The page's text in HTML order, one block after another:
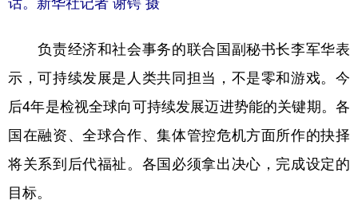
负责经济和社会事务的联合国副秘书长李军华表
示，可持续发展是人类共同担当，不是零和游戏。今
后4年是检视全球向可持续发展迈进势能的关键期。各
国在融资、全球合作、集体管控危机方面所作的抉择
将关系到后代福祉。各国必须拿出决心，完成设定的
目标。